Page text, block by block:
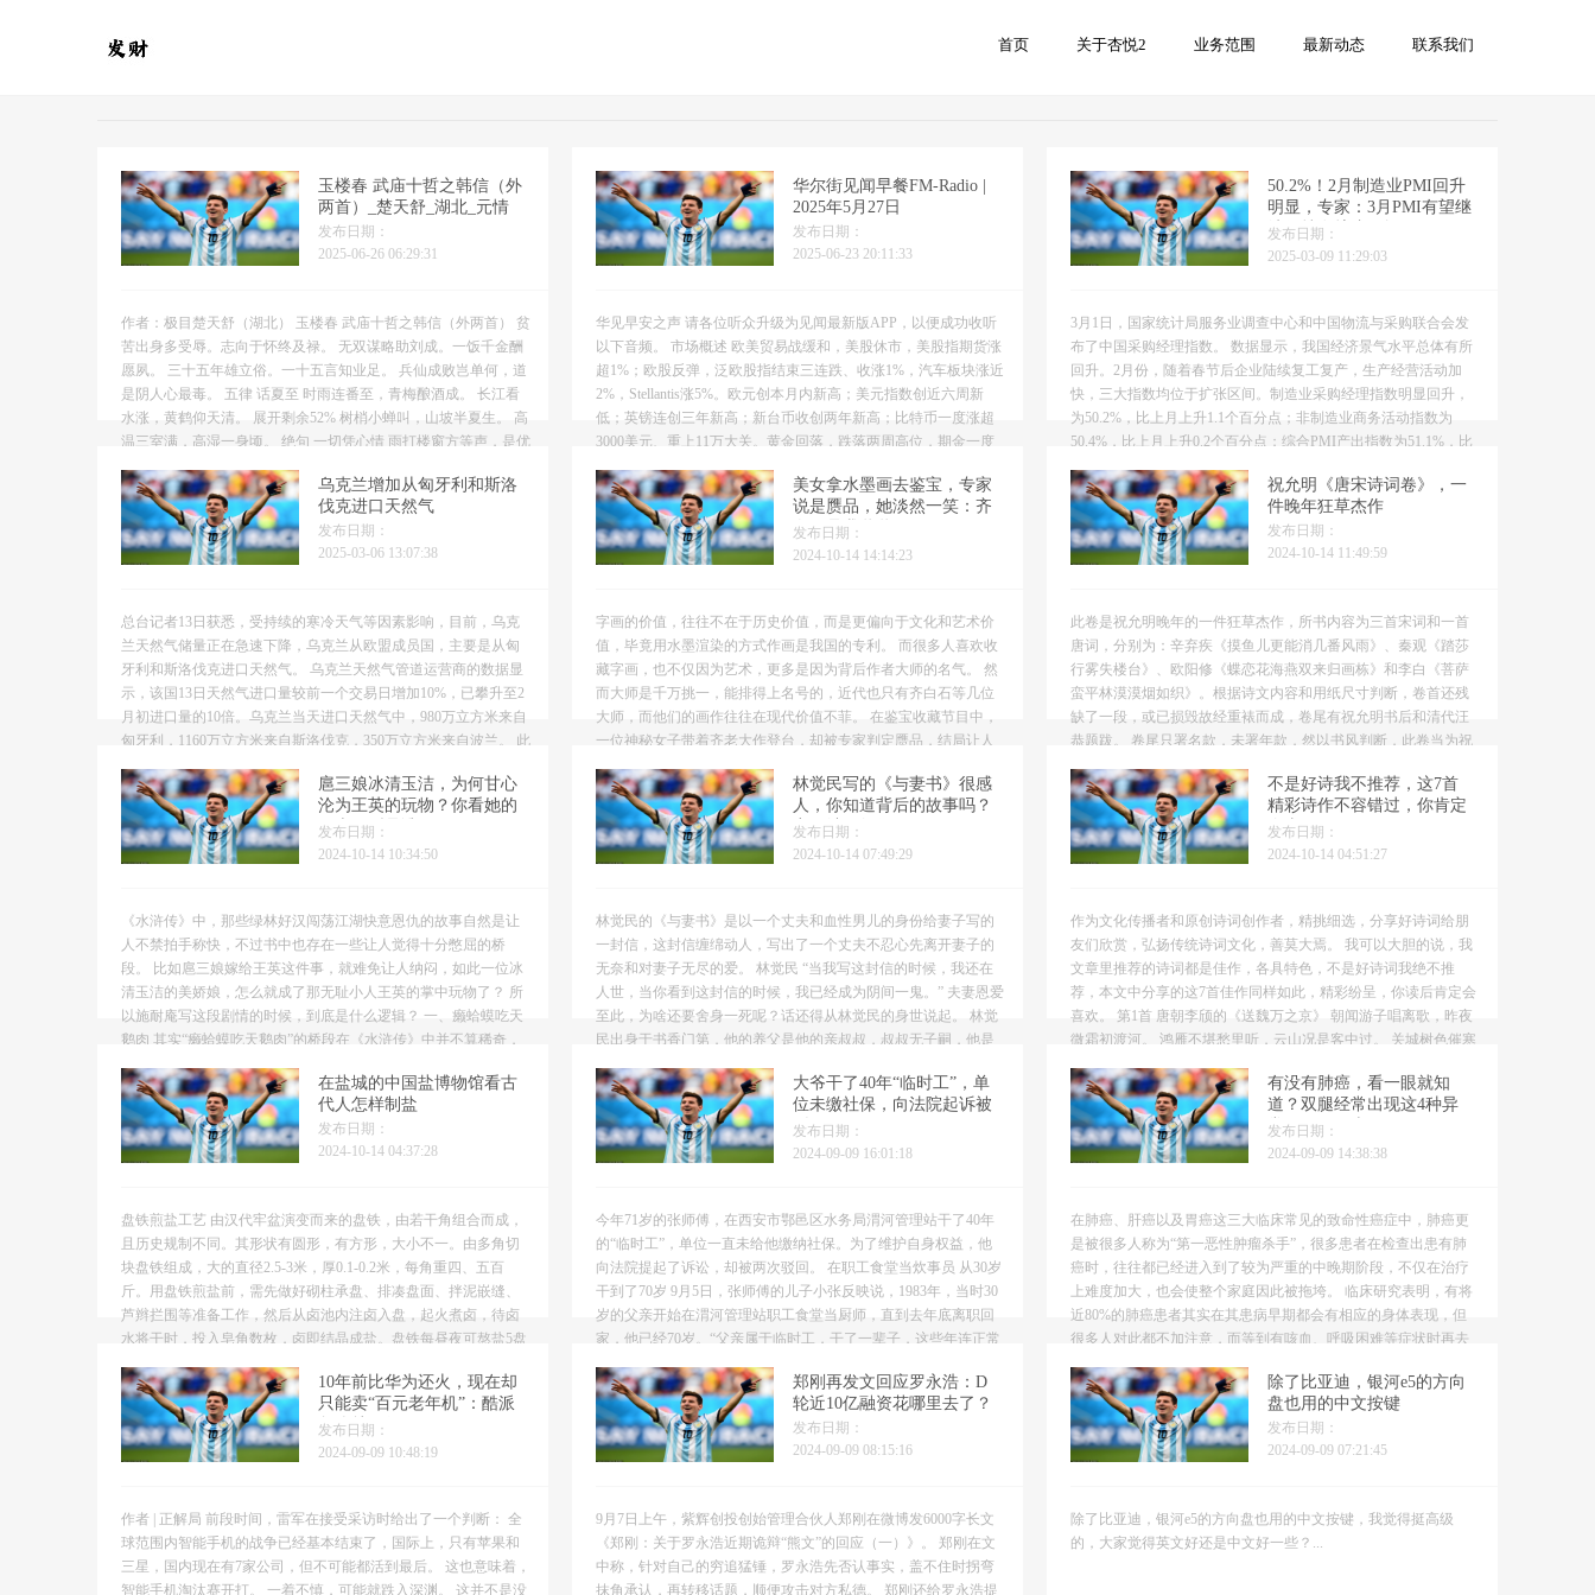
首页 关于杏悦2 业务范围 最新动态 联系我们
玉楼春 武庙十哲之韩信（外
两首）_楚天舒_湖北_元情
发布日期：
2025-06-26 06:29:31
作者：极目楚天舒（湖北） 玉楼春 武庙十哲之韩信（外两首） 贫
苦出身多受辱。志向于怀终及禄。 无双谋略助刘成。一饭千金酬
愿夙。 三十五年雄立俗。一十五言知业足。 兵仙成败岂单何，道
是阴人心最毒。 五律 话夏至 时雨连番至，青梅酿酒成。 长江看
水涨，黄鹤仰天清。 展开剩余52% 树梢小蝉叫，山坡半夏生。 高
温三室满，高湿一身顷。 绝句 一切凭心情 雨打楼窗方等声，是优
华尔街见闻早餐FM-Radio |
2025年5月27日
发布日期：
2025-06-23 20:11:33
华见早安之声 请各位听众升级为见闻最新版APP，以便成功收听
以下音频。 市场概述 欧美贸易战缓和，美股休市，美股指期货涨
超1%；欧股反弹，泛欧股指结束三连跌、收涨1%，汽车板块涨近
2%，Stellantis涨5%。欧元创本月内新高；美元指数创近六周新
低；英镑连创三年新高；新台币收创两年新高；比特币一度涨超
3000美元、重上11万大关。黄金回落，跌落两周高位，期金一度
50.2%！2月制造业PMI回升
明显，专家：3月PMI有望继
续保持在扩张区间
发布日期：
2025-03-09 11:29:03
3月1日，国家统计局服务业调查中心和中国物流与采购联合会发
布了中国采购经理指数。 数据显示，我国经济景气水平总体有所
回升。2月份，随着春节后企业陆续复工复产，生产经营活动加
快，三大指数均位于扩张区间。制造业采购经理指数明显回升，
为50.2%，比上月上升1.1个百分点；非制造业商务活动指数为
50.4%，比上月上升0.2个百分点；综合PMI产出指数为51.1%，比
乌克兰增加从匈牙利和斯洛
伐克进口天然气
发布日期：
2025-03-06 13:07:38
总台记者13日获悉，受持续的寒冷天气等因素影响，目前，乌克
兰天然气储量正在急速下降，乌克兰从欧盟成员国，主要是从匈
牙利和斯洛伐克进口天然气。 乌克兰天然气管道运营商的数据显
示，该国13日天然气进口量较前一个交易日增加10%，已攀升至2
月初进口量的10倍。乌克兰当天进口天然气中，980万立方米来自
匈牙利，1160万立方米来自斯洛伐克，350万立方米来自波兰。 此
美女拿水墨画去鉴宝，专家
说是赝品，她淡然一笑：齐
白石是我爷爷
发布日期：
2024-10-14 14:14:23
字画的价值，往往不在于历史价值，而是更偏向于文化和艺术价
值，毕竟用水墨渲染的方式作画是我国的专利。 而很多人喜欢收
藏字画，也不仅因为艺术，更多是因为背后作者大师的名气。 然
而大师是千万挑一，能排得上名号的，近代也只有齐白石等几位
大师，而他们的画作往往在现代价值不菲。 在鉴宝收藏节目中，
一位神秘女子带着齐老大作登台，却被专家判定赝品，结局让人
曾...
祝允明《唐宋诗词卷》，一
件晚年狂草杰作
发布日期：
2024-10-14 11:49:59
此卷是祝允明晚年的一件狂草杰作，所书内容为三首宋词和一首
唐词，分别为：辛弃疾《摸鱼儿更能消几番风雨》、秦观《踏莎
行雾失楼台》、欧阳修《蝶恋花海燕双来归画栋》和李白《菩萨
蛮平林漠漠烟如织》。根据诗文内容和用纸尺寸判断，卷首还残
缺了一段，或已损毁故经重裱而成，卷尾有祝允明书后和清代汪
恭题跋。 卷尾只署名款，未署年款，然以书风判断，此卷当为祝
墨纵横...
扈三娘冰清玉洁，为何甘心
沦为王英的玩物？你看她的
历史原型是谁
发布日期：
2024-10-14 10:34:50
《水浒传》中，那些绿林好汉闯荡江湖快意恩仇的故事自然是让
人不禁拍手称快，不过书中也存在一些让人觉得十分憋屈的桥
段。 比如扈三娘嫁给王英这件事，就难免让人纳闷，如此一位冰
清玉洁的美娇娘，怎么就成了那无耻小人王英的掌中玩物了？ 所
以施耐庵写这段剧情的时候，到底是什么逻辑？ 一、癞蛤蟆吃天
鹅肉 其实“癞蛤蟆吃天鹅肉”的桥段在《水浒传》中并不算稀奇，
林觉民写的《与妻书》很感
人，你知道背后的故事吗？
妻子结局如何
发布日期：
2024-10-14 07:49:29
林觉民的《与妻书》是以一个丈夫和血性男儿的身份给妻子写的
一封信，这封信缠绵动人，写出了一个丈夫不忍心先离开妻子的
无奈和对妻子无尽的爱。 林觉民 “当我写这封信的时候，我还在
人世，当你看到这封信的时候，我已经成为阴间一鬼。” 夫妻恩爱
至此，为啥还要舍身一死呢？话还得从林觉民的身世说起。 林觉
民出身于书香门第，他的养父是他的亲叔叔，叔叔无子嗣，他是
不是好诗我不推荐，这7首
精彩诗作不容错过，你肯定
会喜欢
发布日期：
2024-10-14 04:51:27
作为文化传播者和原创诗词创作者，精挑细选，分享好诗词给朋
友们欣赏，弘扬传统诗词文化，善莫大焉。 我可以大胆的说，我
文章里推荐的诗词都是佳作，各具特色，不是好诗词我绝不推
荐，本文中分享的这7首佳作同样如此，精彩纷呈，你读后肯定会
喜欢。 第1首 唐朝李颀的《送魏万之京》 朝闻游子唱离歌，昨夜
微霜初渡河。 鸿雁不堪愁里听，云山况是客中过。 关城树色催寒
在盐城的中国盐博物馆看古
代人怎样制盐
发布日期：
2024-10-14 04:37:28
盘铁煎盐工艺 由汉代牢盆演变而来的盘铁，由若干角组合而成，
且历史规制不同。其形状有圆形，有方形，大小不一。由多角切
块盘铁组成，大的直径2.5-3米，厚0.1-0.2米，每角重四、五百
斤。用盘铁煎盐前，需先做好砌柱承盘、排凑盘面、拌泥嵌缝、
芦辫拦围等准备工作，然后从卤池内注卤入盘，起火煮卤，待卤
水将干时，投入皂角数枚，卤即结晶成盐。盘铁每昼夜可熬盐5盘
大爷干了40年“临时工”，单
位未缴社保，向法院起诉被
驳回
发布日期：
2024-09-09 16:01:18
今年71岁的张师傅，在西安市鄂邑区水务局渭河管理站干了40年
的“临时工”，单位一直未给他缴纳社保。为了维护自身权益，他
向法院提起了诉讼，却被两次驳回。 在职工食堂当炊事员 从30岁
干到了70岁 9月5日，张师傅的儿子小张反映说，1983年，当时30
岁的父亲开始在渭河管理站职工食堂当厨师，直到去年底离职回
家，他已经70岁。“父亲属于临时工，干了一辈子，这些年连正常
有没有肺癌，看一眼就知
道？双腿经常出现这4种异
常，要尽早查CT
发布日期：
2024-09-09 14:38:38
在肺癌、肝癌以及胃癌这三大临床常见的致命性癌症中，肺癌更
是被很多人称为“第一恶性肿瘤杀手”，很多患者在检查出患有肺
癌时，往往都已经进入到了较为严重的中晚期阶段，不仅在治疗
上难度加大，也会使整个家庭因此被拖垮。 临床研究表明，有将
近80%的肺癌患者其实在其患病早期都会有相应的身体表现，但
很多人对此都不加注意，而等到有咳血、呼吸困难等症状时再去
些...
10年前比华为还火，现在却
只能卖“百元老年机”：酷派
怎么就不行了？
发布日期：
2024-09-09 10:48:19
作者 | 正解局 前段时间，雷军在接受采访时给出了一个判断： 全
球范围内智能手机的战争已经基本结束了，国际上，只有苹果和
三星，国内现在有7家公司，但不可能都活到最后。 这也意味着，
智能手机淘汰赛开打。 一着不慎，可能就跌入深渊。 这并不是没
郑刚再发文回应罗永浩：D
轮近10亿融资花哪里去了？
发布日期：
2024-09-09 08:15:16
9月7日上午，紫辉创投创始管理合伙人郑刚在微博发6000字长文
《郑刚：关于罗永浩近期诡辩“熊文”的回应（一）》。 郑刚在文
中称，针对自己的穷追猛锤，罗永浩先否认事实，盖不住时拐弯
抹角承认，再转移话题，顺便攻击对方私德。 郑刚还给罗永浩提
除了比亚迪，银河e5的方向
盘也用的中文按键
发布日期：
2024-09-09 07:21:45
除了比亚迪，银河e5的方向盘也用的中文按键，我觉得挺高级
的，大家觉得英文好还是中文好一些？...